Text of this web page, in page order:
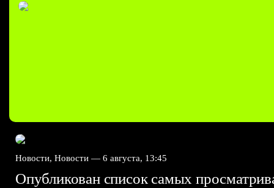
Новости, Новости — 6 августа, 13:45
Опубликован список самых